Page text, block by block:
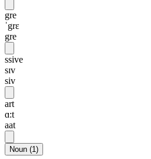
gre
ˈgrɛ
gre
ssive
sɪv
siv
art
ɑ:t
aat
Noun (1)